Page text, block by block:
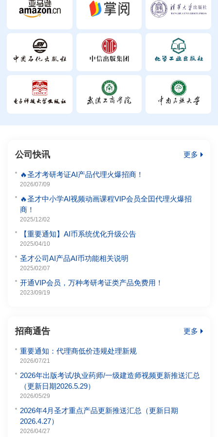
公司快讯 更多
🔥圣才考研考证AI产品代理火爆招商！
2026/07/09
🔥圣才中小学AI视频动画课程VIP会员全囯代理火爆招
商！
2025/12/02
【重要通知】AI币系统优化升级公告
2025/04/10
圣才公司AI产品AI币功能相关说明
2025/02/07
开通VIP会员，万种考研考证类产品免费用！
2023/09/19
招商通告 更多
重要通知：代理商低价违规处理新规
2026/07/21
2026年出版考试/执业药师/一级建造师视频更新推送汇总
（更新日期2026.5.29）
2026/05/29
2026年4月圣才重点产品更新推送汇总（更新日期
2026.4.27）
2026/04/27